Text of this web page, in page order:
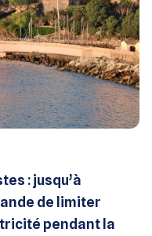
: jusqu’à
de limiter
pendant la